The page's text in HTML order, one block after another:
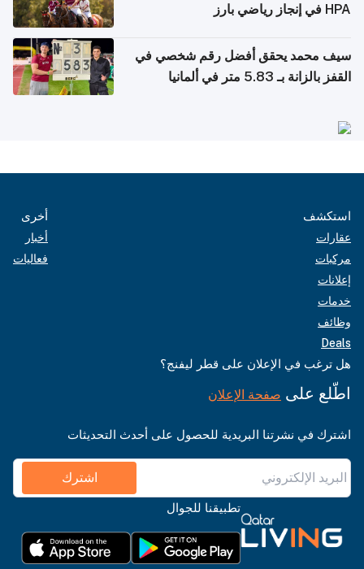
HPA في إنجاز رياضي بارز
سيف محمد يحقق أفضل رقم شخصي في
القفز بالزانة بـ 5.83 متر في ألمانيا
استكشف
عقارات
مركبات
إعلانات
خدمات
وظائف
Deals
أخرى
أخبار
فعاليات
هل ترغب في الإعلان على قطر ليفنج؟
اطّلع على صفحة الإعلان
اشترك في نشرتنا البريدية للحصول على أحدث التحديثات
اشترك
تطبيقنا للجوال